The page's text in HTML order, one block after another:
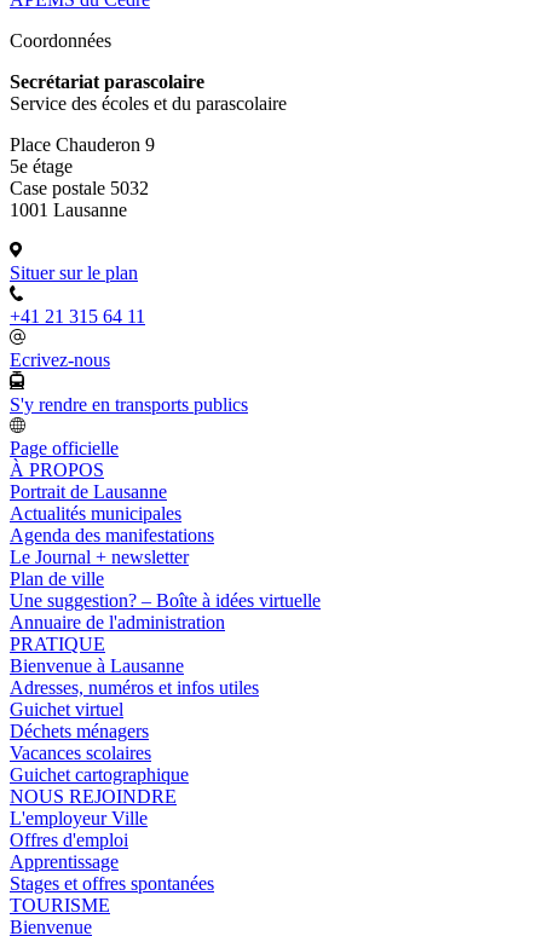
Coordonnées
Secrétariat parascolaire
Service des écoles et du parascolaire
Place Chauderon 9
5e étage
Case postale 5032
1001 Lausanne
Situer sur le plan
+41 21 315 64 11
Ecrivez-nous
S'y rendre en transports publics
Page officielle
À PROPOS
Portrait de Lausanne
Actualités municipales
Agenda des manifestations
Le Journal + newsletter
Plan de ville
Une suggestion? – Boîte à idées virtuelle
Annuaire de l'administration
PRATIQUE
Bienvenue à Lausanne
Adresses, numéros et infos utiles
Guichet virtuel
Déchets ménagers
Vacances scolaires
Guichet cartographique
NOUS REJOINDRE
L'employeur Ville
Offres d'emploi
Apprentissage
Stages et offres spontanées
TOURISME
Bienvenue